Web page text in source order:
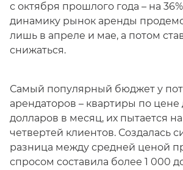
с октября прошлого года – на
динамику рынок аренды
лишь в апреле и мае, а потом
снижаться.
Самый популярный бюджет у
арендаторов – квартиры по
долларов в месяц, их пытается
четвертей клиентов. Создалась
разница между средней ценой
спросом составила более 1 000